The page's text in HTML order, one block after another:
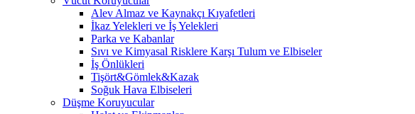
Alev Almaz ve Kaynakçı Kıyafetleri
İkaz Yelekleri ve İş Yelekleri
Parka ve Kabanlar
Sıvı ve Kimyasal Risklere Karşı Tulum ve Elbiseler
İş Önlükleri
Tişört&Gömlek&Kazak
Soğuk Hava Elbiseleri
Düşme Koruyucular